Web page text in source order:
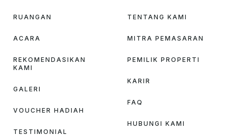
RUANGAN
ACARA
REKOMENDASIKAN
KAMI
GALERI
VOUCHER HADIAH
TESTIMONIAL
TENTANG KAMI
MITRA PEMASARAN
PEMILIK PROPERTI
KARIR
FAQ
HUBUNGI KAMI